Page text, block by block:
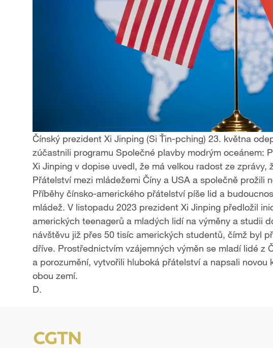
Čínský prezident Xi Jinping (Si Ťin-pching) 23. května​
zúčastnili programu Společné plavby modrým oceánem:
Xi Jinping v dopise uvedl, že má velkou radost ze
Přátelství mezi mládežemi Číny a USA a společně prožili
Příběhy čínsko-amerického přátelství píše lid a
mládež. V listopadu 2023 prezident Xi Jinping předložil
amerických teenagerů a mladých lidí na výměny a studii
návštěvu již přes 50 tisíc amerických studentů, čímž byl
dříve. Prostřednictvím vzájemných výměn se mladí lidé z
a porozumění, vytvořili hluboká přátelství a napsali
obou zemí.
D.